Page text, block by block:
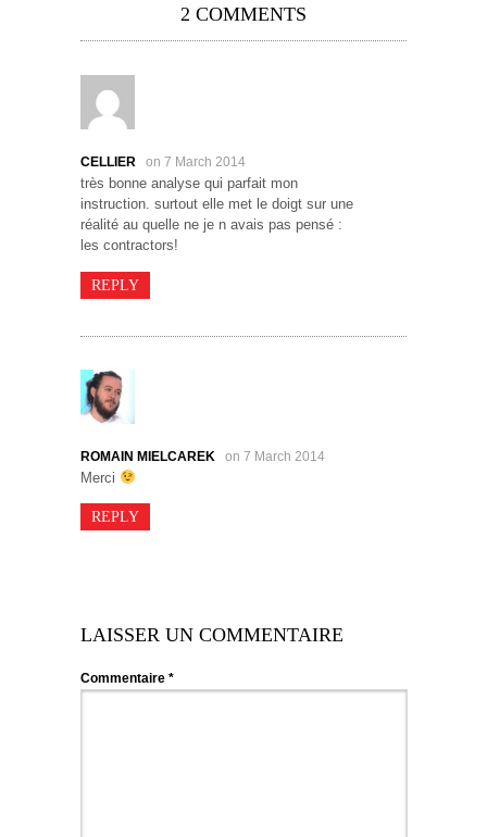
2 COMMENTS
CELLIER on 7 March 2014
très bonne analyse qui parfait mon
instruction. surtout elle met le doigt sur une
réalité au quelle ne je n avais pas pensé :
les contractors!
REPLY
ROMAIN MIELCAREK on 7 March 2014
Merci
REPLY
LAISSER UN COMMENTAIRE
Commentaire *